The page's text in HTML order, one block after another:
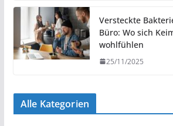
Versteckte
Büro: Wo sich
wohlfühlen
25/11/2025
Alle Kategorien